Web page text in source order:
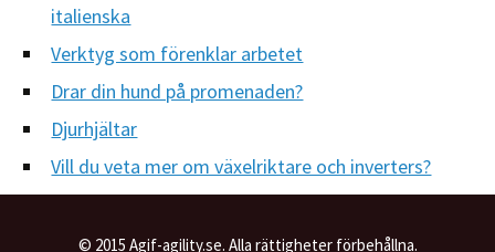
italienska
Verktyg som förenklar arbetet
Drar din hund på promenaden?
Djurhjältar
Vill du veta mer om växelriktare och inverters?
© 2015 Agif-agility.se. Alla rättigheter förbehållna.